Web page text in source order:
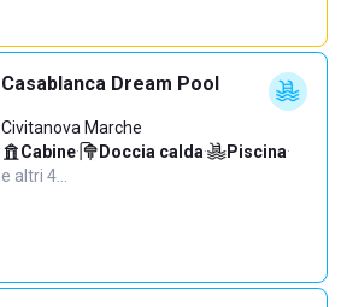
Casablanca Dream Pool
Civitanova Marche
Cabine· Doccia calda· Piscina·
e altri 4…